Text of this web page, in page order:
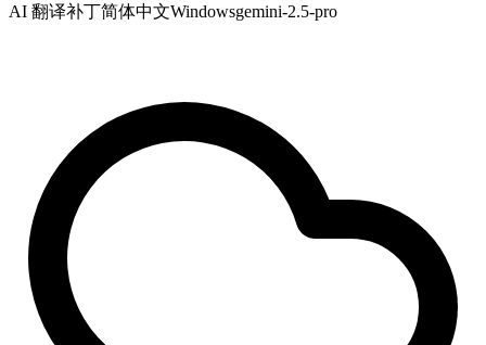
AI 翻译补丁简体中文Windowsgemini-2.5-pro